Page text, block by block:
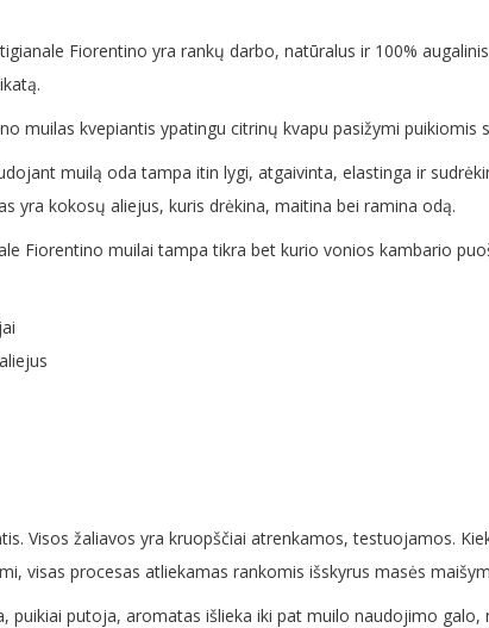
Fiorentino yra rankų darbo, natūralus ir 100%
muilas kvepiantis ypatingu citrinų kvapu pasižymi
muilą oda tampa itin lygi, atgaivinta, elastinga ir
yra kokosų aliejus, kuris drėkina, maitina bei ramina odą.
Fiorentino muilai tampa tikra bet kurio vonios kambario
Visos žaliavos yra kruopščiai atrenkamos, testuojamos.
visas procesas atliekamas rankomis išskyrus masės
puikiai putoja, aromatas išlieka iki pat muilo naudojimo